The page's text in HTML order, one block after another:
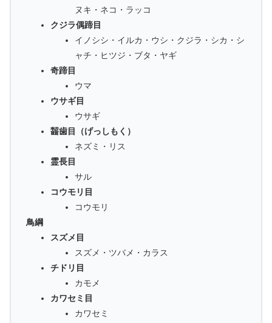
ヌキ・ネコ・ラッコ
クジラ偶蹄目
イノシシ・イルカ・ウシ・クジラ・シカ・シ
ャチ・ヒツジ・ブタ・ヤギ
奇蹄目
ウマ
ウサギ目
ウサギ
齧歯目（げっしもく）
ネズミ・リス
霊長目
サル
コウモリ目
コウモリ
鳥綱
スズメ目
スズメ・ツバメ・カラス
チドリ目
カモメ
カワセミ目
カワセミ